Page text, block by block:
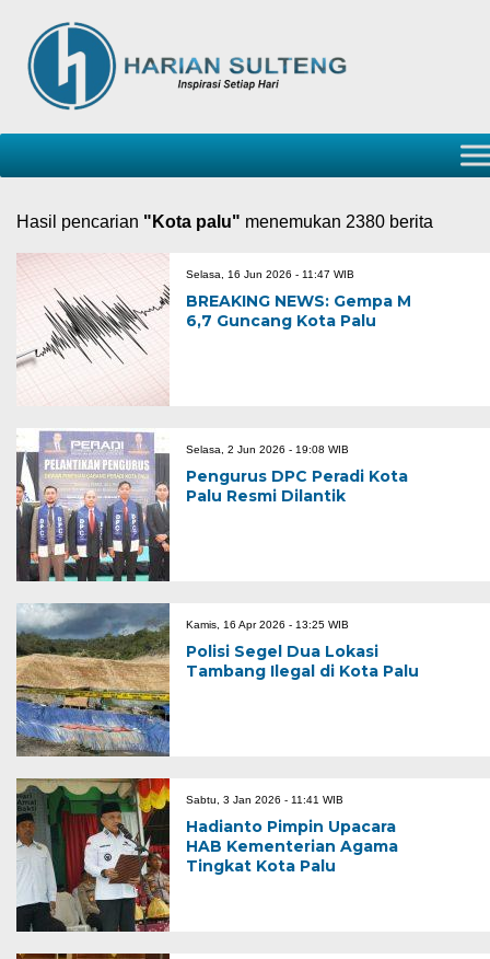
Hasil pencarian "Kota palu" menemukan 2380 berita
Selasa, 16 Jun 2026 - 11:47 WIB
BREAKING NEWS: Gempa M
6,7 Guncang Kota Palu
Selasa, 2 Jun 2026 - 19:08 WIB
Pengurus DPC Peradi Kota
Palu Resmi Dilantik
Kamis, 16 Apr 2026 - 13:25 WIB
Polisi Segel Dua Lokasi
Tambang Ilegal di Kota Palu
Sabtu, 3 Jan 2026 - 11:41 WIB
Hadianto Pimpin Upacara
HAB Kementerian Agama
Tingkat Kota Palu